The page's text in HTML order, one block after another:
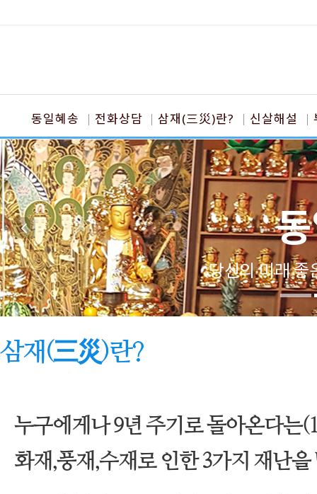
동일혜송 전화상담 삼재(三災)란? 신살해설
당신의 미래 좋
삼재(三災)란?
누구에게나 9년 주기로 돌아온다는
화재,풍재,수재로 인한 3가지 재난을